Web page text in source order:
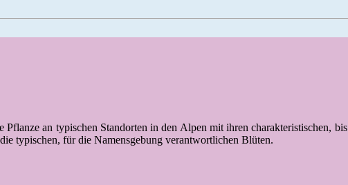
an typischen Standorten in den Alpen mit ihren charakteristischen, bis
typischen, für die Namensgebung verantwortlichen Blüten.